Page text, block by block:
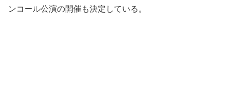
ンコール公演の開催も決定している。